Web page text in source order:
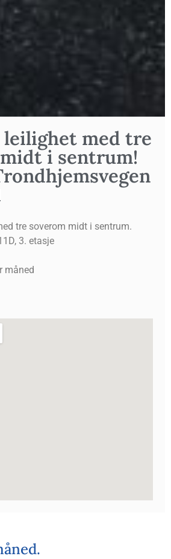
lei­lig­het med tre
i sen­trum!
tre soverom midt i sentrum.
3. etasje
måned